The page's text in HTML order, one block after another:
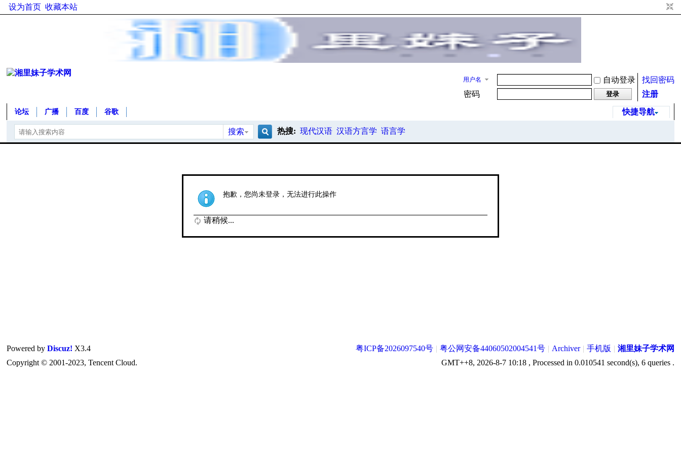
设为首页 收藏本站
用户名 自动登录
找回密码
密码
登录 注册
快捷导航
论坛 广播 百度 谷歌
搜索
索
热搜: 现代汉语 汉语方言学 语言学
抱歉，您尚未登录，无法进行此操作
请稍候...
粤ICP备2026097540号 | 粤公网安备44060502004541号 | Archiver | 手机版 | 湘里妹子学术网
GMT++8, 2026-8-7 10:18, Processed in 0.010541 second(s), 6 queries .
Powered byDiscuz! X3.4
Copyright © 2001-2023, Tencent Cloud.